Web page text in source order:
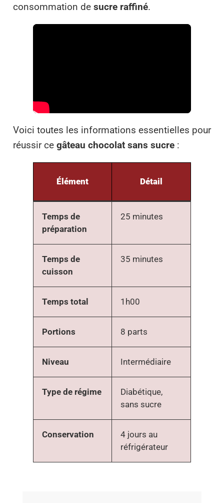
consommation de sucre raffiné.
Voici toutes les informations essentielles pour
réussir ce gâteau chocolat sans sucre :
Élément Détail
Temps de
préparation
25 minutes
Temps de
cuisson
35 minutes
Temps total 1h00
Portions 8 parts
Niveau Intermédiaire
Type de régime
Diabétique,
sans sucre
Conservation
4 jours au
réfrigérateur